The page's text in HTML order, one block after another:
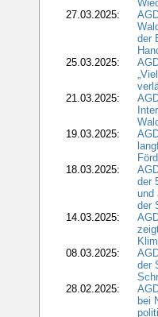
27.03.2025:
der
25.03.2025:
21.03.2025:
19.03.2025:
18.03.2025:
der
und
der
14.03.2025:
08.03.2025:
der
28.02.2025:
bei